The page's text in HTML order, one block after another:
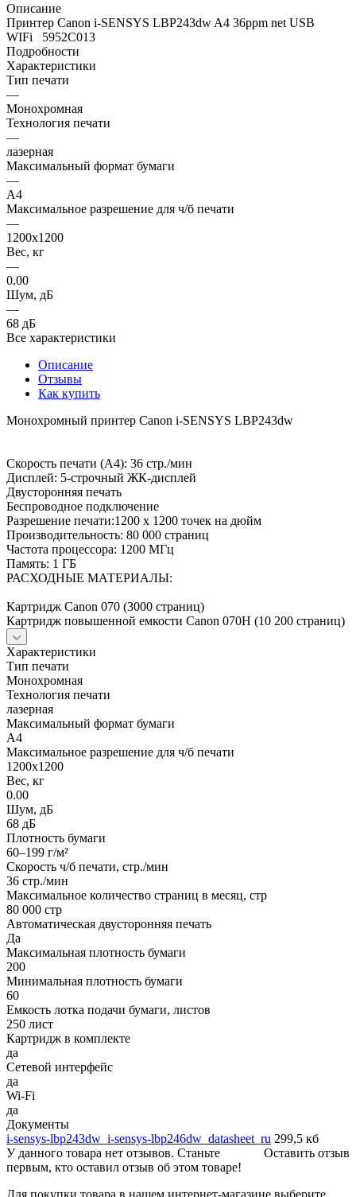
Описание
Принтер Canon i-SENSYS LBP243dw A4 36ppm net USB
WIFi 5952C013
Подробности
Характеристики
Тип печати
—
Монохромная
Технология печати
—
лазерная
Максимальный формат бумаги
—
A4
Максимальное разрешение для ч/б печати
—
1200х1200
Вес, кг
—
0.00
Шум, дБ
—
68 дБ
Все характеристики
Описание
Отзывы
Как купить
Монохромный принтер Canon i-SENSYS LBP243dw
Скорость печати (A4): 36 стр./мин
Дисплей: 5-строчный ЖК-дисплей
Двусторонняя печать
Беспроводное подключение
Разрешение печати:1200 х 1200 точек на дюйм
Производительность: 80 000 страниц
Частота процессора: 1200 МГц
Память: 1 ГБ
РАСХОДНЫЕ МАТЕРИАЛЫ:
Картридж Canon 070 (3000 страниц)
Картридж повышенной емкости Canon 070H (10 200 страниц)
Характеристики
Тип печати
Монохромная
Технология печати
лазерная
Максимальный формат бумаги
A4
Максимальное разрешение для ч/б печати
1200х1200
Вес, кг
0.00
Шум, дБ
68 дБ
Плотность бумаги
60–199 г/м²
Скорость ч/б печати, стр./мин
36 стр./мин
Максимальное количество страниц в месяц, стр
80 000 стр
Автоматическая двусторонняя печать
Да
Максимальная плотность бумаги
200
Минимальная плотность бумаги
60
Емкость лотка подачи бумаги, листов
250 лист
Картридж в комплекте
да
Сетевой интерфейс
да
Wi-Fi
да
Документы
i-sensys-lbp243dw_i-sensys-lbp246dw_datasheet_ru 299,5 кб
Оставить отзыв
У данного товара нет отзывов. Станьте
первым, кто оставил отзыв об этом товаре!
Для покупки товара в нашем интернет-магазине выберите